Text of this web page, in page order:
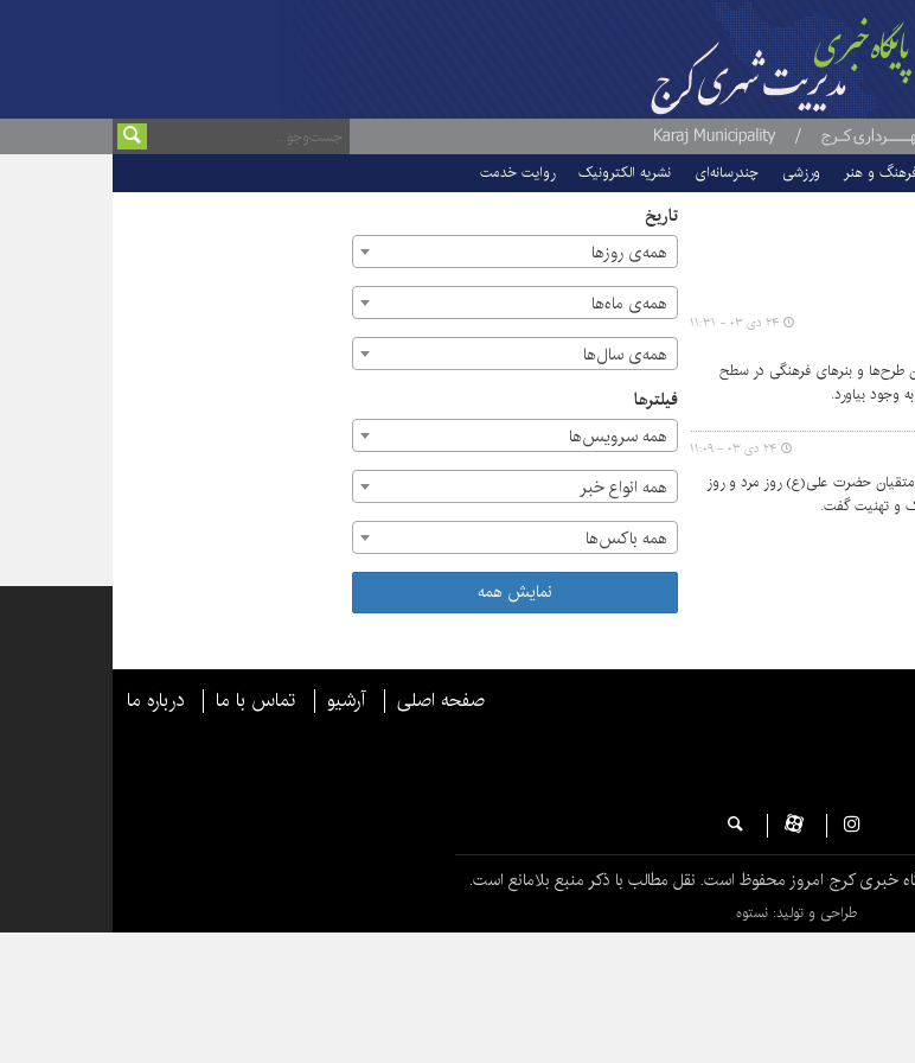
و هنر ورزشی چندرسانه‌ای نشریه الکترونیک روایت خدمت
طرح‌ها و بنرهای فرهنگی در سطح
وجود بیاورد.
۲۴ دی ۰۳ - ۱۱:۳۱
حضرت علی(ع) روز مرد و روز
و تهنیت گفت.
۲۴ دی ۰۳ - ۱۱:۰۹
تاریخ
همه‌ی روزها
همه‌ی ماه‌ها
همه‌ی سال‌ها
فیلترها
همه سرویس‌ها
همه انواع خبر
همه باکس‌ها
نمایش همه
صفحه اصلی آرشیو تماس با ما درباره ما
خبری کرج امروز محفوظ است. نقل مطالب با ذکر منبع بلامانع است.
طراحی و تولید: نستوه